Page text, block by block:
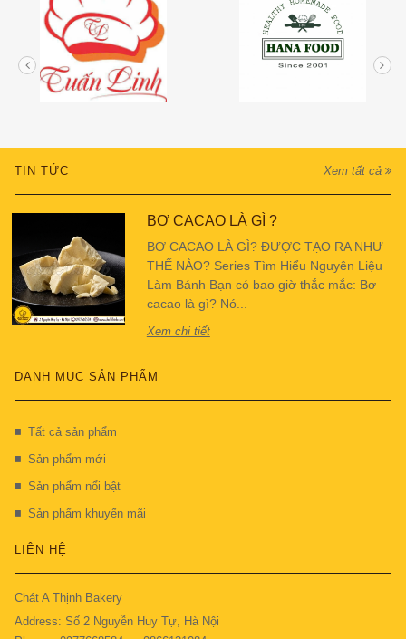
TIN TỨC Xem tất cả
BƠ CACAO LÀ GÌ ?
BƠ CACAO LÀ GÌ? ĐƯỢC TẠO RA NHƯ
THẾ NÀO? Series Tìm Hiểu Nguyên Liệu
Làm Bánh Bạn có bao giờ thắc mắc: Bơ
cacao là gì? Nó...
Xem chi tiết
DANH MỤC SẢN PHẨM
Tất cả sản phẩm
Sản phẩm mới
Sản phẩm nổi bật
Sản phẩm khuyến mãi
LIÊN HỆ
Chát A Thịnh Bakery
Address: Số 2 Nguyễn Huy Tự, Hà Nội